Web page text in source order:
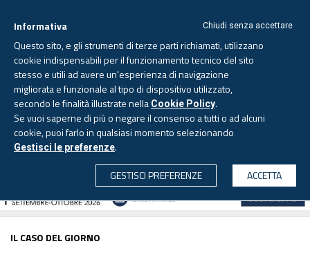
CERCA
Domenica, 9 agosto 2026
IL CASO DEL GIORNO
Chiudi senza accettare
Informativa
Questo sito, e gli strumenti di terze parti richiamati, utilizzano
cookie indispensabili per il funzionamento tecnico del sito
stesso e utili ad avere un'esperienza di navigazione
migliorata e funzionale al tipo di dispositivo utilizzato,
secondo le finalità illustrate nella Cookie Policy.
Se vuoi saperne di più o negare il consenso a tutti o ad alcuni
cookie, puoi farlo in qualsiasi momento selezionando
Gestisci le preferenze.
GESTISCI PREFERENZE
ACCETTA